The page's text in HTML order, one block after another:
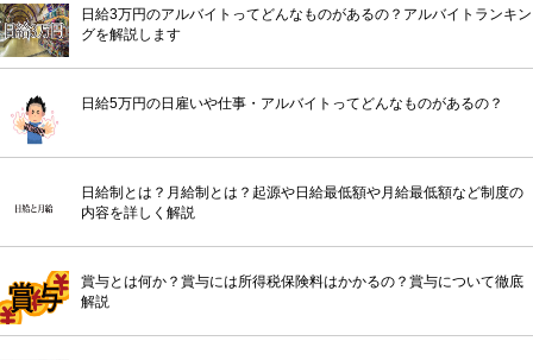
日給3万円のアルバイトってどんなものがあるの？アルバイトランキン
グを解説します
日給5万円の日雇いや仕事・アルバイトってどんなものがあるの？
日給制とは？月給制とは？起源や日給最低額や月給最低額など制度の
内容を詳しく解説
賞与とは何か？賞与には所得税保険料はかかるの？賞与について徹底
解説